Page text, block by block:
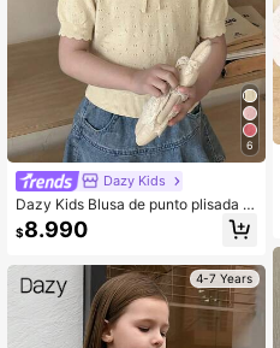
6
Dazy Kids
Dazy Kids Blusa de punto plisada s
encilla, versátil y casual para niña
$8.990
4-7 Years